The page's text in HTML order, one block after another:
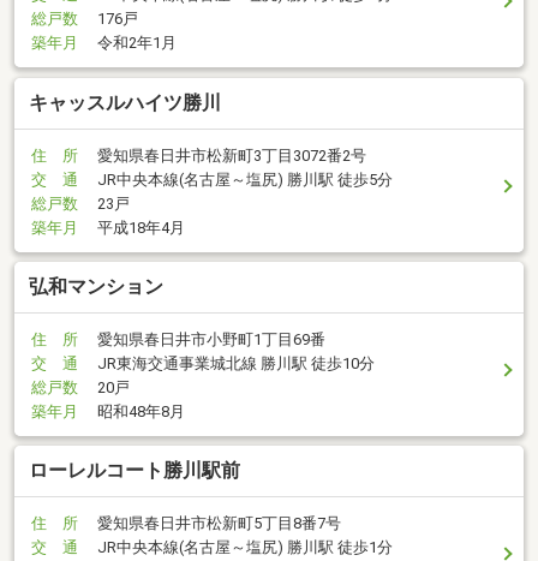
総戸数
176戸
築年月
令和2年1月
キャッスルハイツ勝川
住 所
愛知県春日井市松新町3丁目3072番2号
交 通
JR中央本線(名古屋～塩尻) 勝川駅 徒歩5分
総戸数
23戸
築年月
平成18年4月
弘和マンション
住 所
愛知県春日井市小野町1丁目69番
交 通
JR東海交通事業城北線 勝川駅 徒歩10分
総戸数
20戸
築年月
昭和48年8月
ローレルコート勝川駅前
住 所
愛知県春日井市松新町5丁目8番7号
交 通
JR中央本線(名古屋～塩尻) 勝川駅 徒歩1分